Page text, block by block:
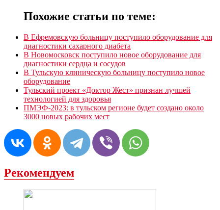
Похожие статьи по теме:
В Ефремовскую больницу поступило оборудование для
диагностики сахарного диабета
В Новомосковск поступило новое оборудование для
диагностики сердца и сосудов
В Тульскую клиническую больницу поступило новое
оборудование
Тульский проект «Доктор Жест» признан лучшей
технологией для здоровья
ПМЭФ-2023: в тульском регионе будет создано около
3000 новых рабочих мест
Рекомендуем